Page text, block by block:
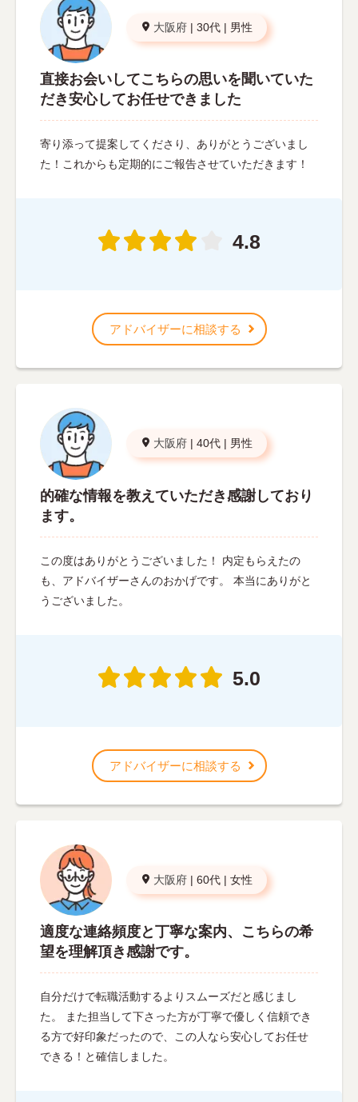
大阪府 | 30代 | 男性
直接お会いしてこちらの思いを聞いていた
だき安心してお任せできました
寄り添って提案してくださり、ありがとうございまし
た！これからも定期的にご報告させていただきます！
4.8
アドバイザーに相談する
大阪府 | 40代 | 男性
的確な情報を教えていただき感謝しており
ます。
この度はありがとうございました！ 内定もらえたの
も、アドバイザーさんのおかげです。 本当にありがと
うございました。
5.0
アドバイザーに相談する
大阪府 | 60代 | 女性
適度な連絡頻度と丁寧な案内、こちらの希
望を理解頂き感謝です。
自分だけで転職活動するよりスムーズだと感じまし
た。 また担当して下さった方が丁寧で優しく信頼でき
る方で好印象だったので、この人なら安心してお任せ
できる！と確信しました。